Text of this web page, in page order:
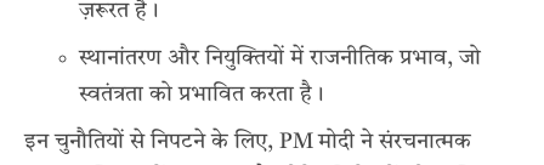
ज़रूरत है।
स्थानांतरण और नियुक्तियों में राजनीतिक प्रभाव, जो
स्वतंत्रता को प्रभावित करता है।
इन चुनौतियों से निपटने के लिए, PM मोदी ने संरचनात्मक